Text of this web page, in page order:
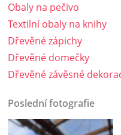
Obaly na pečivo
Textilní obaly na knihy
Dřevěné zápichy
Dřevěné domečky
Dřevěné závěsné
Poslední fotografie